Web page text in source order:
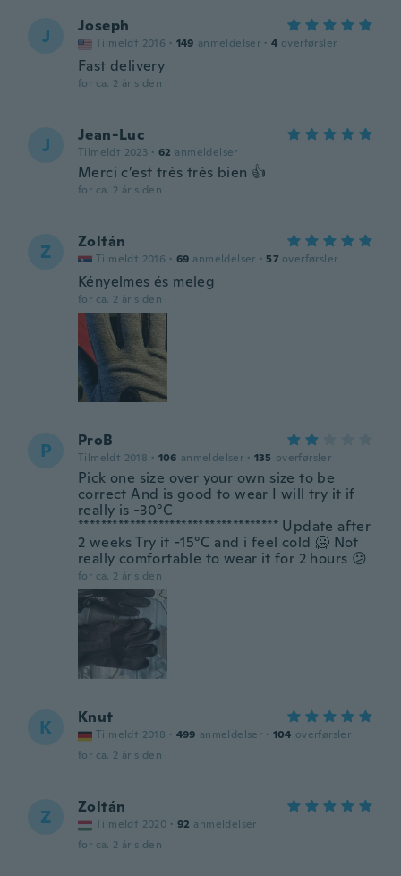
J Joseph
Tilmeldt 2016 · 149 anmeldelser · 4 overførsler
Fast delivery
for ca. 2 år siden
J Jean-Luc
Tilmeldt 2023 · 62 anmeldelser
Merci c’est très très bien 👍
for ca. 2 år siden
Z Zoltán
Tilmeldt 2016 · 69 anmeldelser · 57 overførsler
Kényelmes és meleg
for ca. 2 år siden
P ProB
Tilmeldt 2018 · 106 anmeldelser · 135 overførsler
Pick one size over your own size to be
correct And is good to wear I will try it if
really is -30°C
*********************************** Update after
2 weeks Try it -15°C and i feel cold 🥶 Not
really comfortable to wear it for 2 hours 😕
for ca. 2 år siden
K Knut
Tilmeldt 2018 · 499 anmeldelser · 104 overførsler
for ca. 2 år siden
Z Zoltán
Tilmeldt 2020 · 92 anmeldelser
for ca. 2 år siden